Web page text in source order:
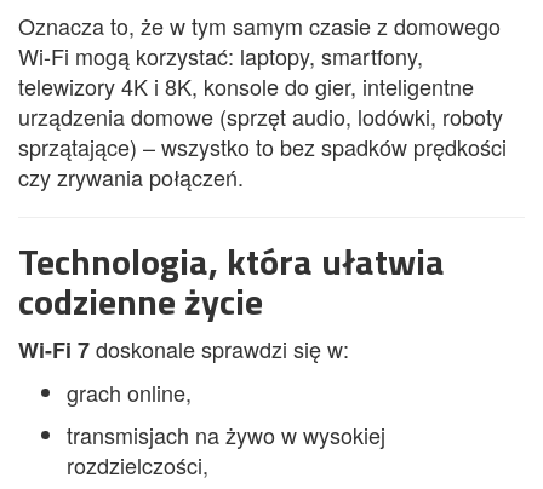
Oznacza to, że w tym samym czasie z domowego
Wi-Fi mogą korzystać: laptopy, smartfony,
telewizory 4K i 8K, konsole do gier, inteligentne
urządzenia domowe (sprzęt audio, lodówki, roboty
sprzątające) – wszystko to bez spadków prędkości
czy zrywania połączeń.
Technologia, która ułatwia
codzienne życie
Wi-Fi 7doskonale sprawdzi się w:
grach online,
transmisjach na żywo w wysokiej
rozdzielczości,